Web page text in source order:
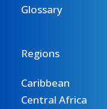
Glossary
Regions
Caribbean
Central Africa